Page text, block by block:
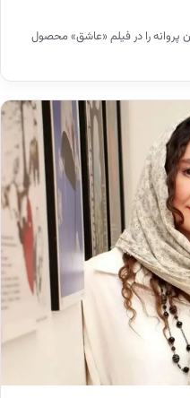
پروانه را در فیلم «عاشق» محصول